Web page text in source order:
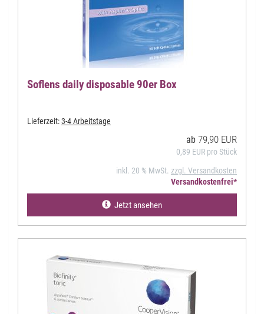
Soflens daily disposable 90er Box
Lieferzeit:3-4 Arbeitstage
ab 79,90 EUR
0,89 EUR pro Stück
inkl. 20 % MwSt. zzgl. Versandkosten
Versandkostenfrei*
Jetzt ansehen